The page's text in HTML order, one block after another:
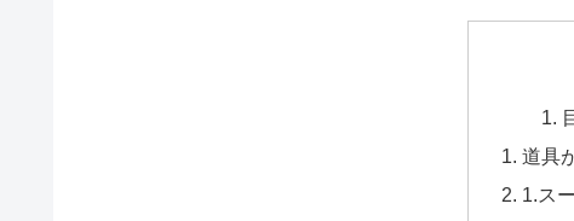
道具
1.ス